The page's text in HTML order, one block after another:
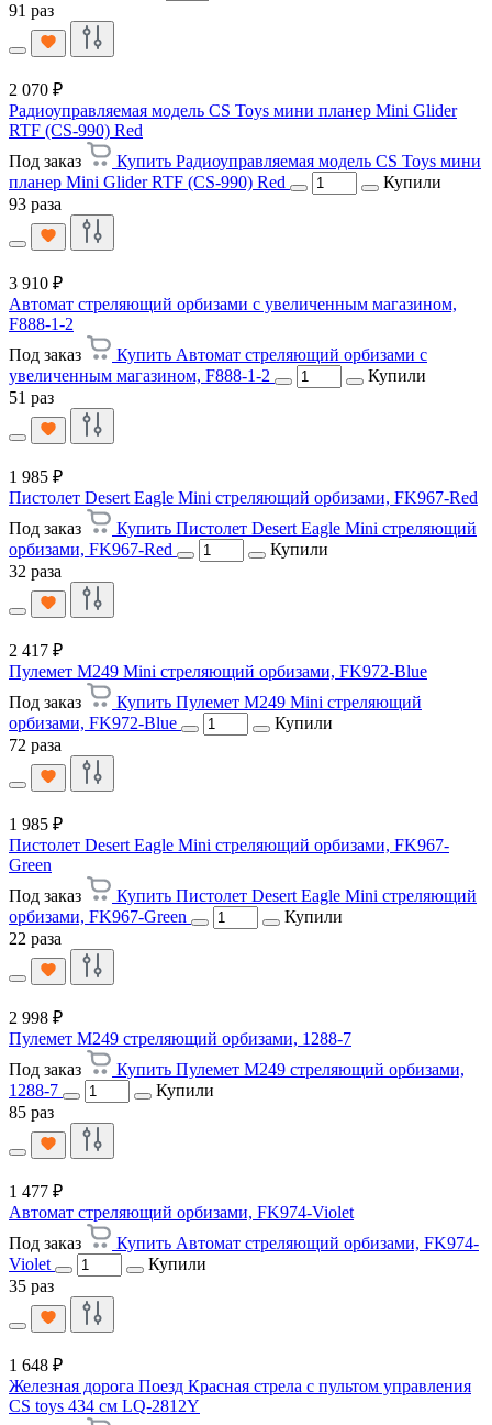
91 раз
2 070 ₽
Радиоуправляемая модель CS Toys мини планер Mini Glider
RTF (CS-990) Red
Под заказ
Купить Радиоуправляемая модель CS Toys мини
планер Mini Glider RTF (CS-990) Red
Купили
93 раза
3 910 ₽
Автомат стреляющий орбизами с увеличенным магазином,
F888-1-2
Под заказ
Купить Автомат стреляющий орбизами с
увеличенным магазином, F888-1-2
Купили
51 раз
1 985 ₽
Пистолет Desert Eagle Mini стреляющий орбизами, FK967-Red
Под заказ
Купить Пистолет Desert Eagle Mini стреляющий
орбизами, FK967-Red
Купили
32 раза
2 417 ₽
Пулемет M249 Mini стреляющий орбизами, FK972-Blue
Под заказ
Купить Пулемет M249 Mini стреляющий
орбизами, FK972-Blue
Купили
72 раза
1 985 ₽
Пистолет Desert Eagle Mini стреляющий орбизами, FK967-
Green
Под заказ
Купить Пистолет Desert Eagle Mini стреляющий
орбизами, FK967-Green
Купили
22 раза
2 998 ₽
Пулемет M249 стреляющий орбизами, 1288-7
Под заказ
Купить Пулемет M249 стреляющий орбизами,
1288-7
Купили
85 раз
1 477 ₽
Автомат стреляющий орбизами, FK974-Violet
Под заказ
Купить Автомат стреляющий орбизами, FK974-
Violet
Купили
35 раз
1 648 ₽
Железная дорога Поезд Красная стрела с пультом управления
CS toys 434 см LQ-2812Y